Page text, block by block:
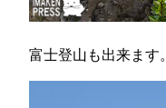
富士登山も出来ます。